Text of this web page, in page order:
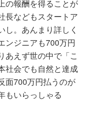
の報酬を得ることが
長などもスタートア
し。あんまり詳しく
ンジニアも700万円
あえず世の中で「こ
社会でも自然と達成
面700万円払うのが
もいらっしゃる